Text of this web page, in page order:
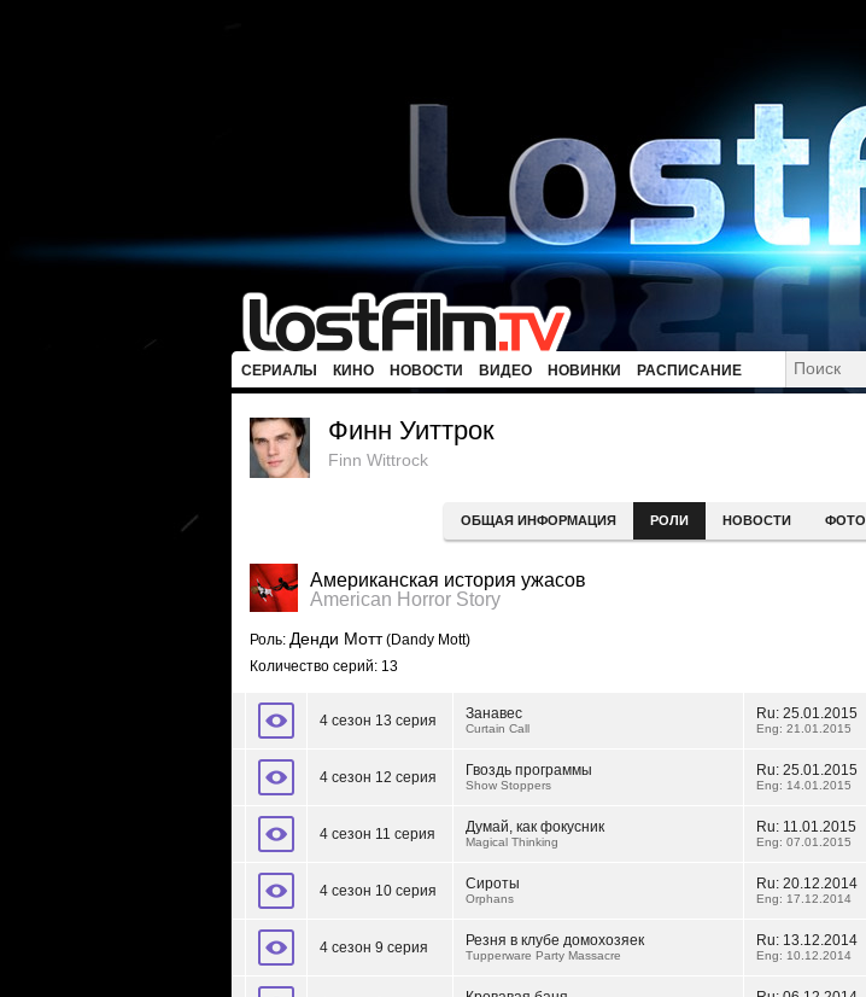
СЕРИАЛЫ КИНО НОВОСТИ ВИДЕО НОВИНКИ РАСПИСАНИЕ
Финн Уиттрок
Finn Wittrock
ОБЩАЯ ИНФОРМАЦИЯ РОЛИ НОВОСТИ ФОТО
Американская история ужасов
American Horror Story
Роль: Денди Мотт(Dandy Mott)
Количество серий: 13
4 сезон 13 серия Занавес
Curtain Call
Ru: 25.01.2015
Eng: 21.01.2015
4 сезон 12 серия Гвоздь программы
Show Stoppers
Ru: 25.01.2015
Eng: 14.01.2015
4 сезон 11 серия Думай, как фокусник
Magical Thinking
Ru: 11.01.2015
Eng: 07.01.2015
4 сезон 10 серия Сироты
Orphans
Ru: 20.12.2014
Eng: 17.12.2014
4 сезон 9 серия Резня в клубе домохозяек
Tupperware Party Massacre
Ru: 13.12.2014
Eng: 10.12.2014